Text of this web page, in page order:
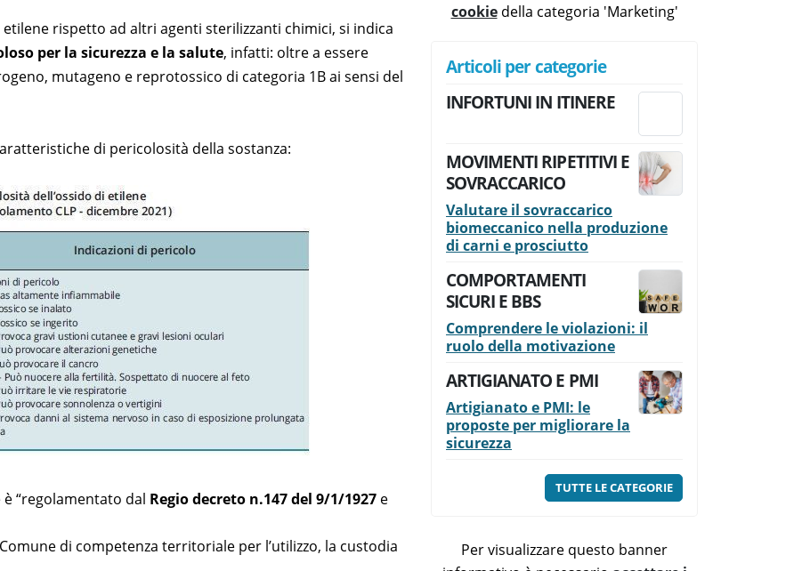
rispetto ad altri agenti sterilizzanti chimici, si indica
per la sicurezza e la salute, infatti: oltre a essere
mutageno e reprotossico di categoria 1B ai sensi del
di pericolosità della sostanza:
è “regolamentato dal Regio decreto n.147 del 9/1/1927 e
di competenza territoriale per l’utilizzo, la custodia
cookiedella categoria 'Marketing'
Articoli per categorie
INFORTUNI IN ITINERE
MOVIMENTI RIPETITIVI E
SOVRACCARICO
Valutare il sovraccarico
biomeccanico nella produzione
di carni e prosciutto
COMPORTAMENTI
SICURI E BBS
Comprendere le violazioni: il
ruolo della motivazione
ARTIGIANATO E PMI
Artigianato e PMI: le
proposte per migliorare la
sicurezza
TUTTE LE CATEGORIE
Per visualizzare questo banner